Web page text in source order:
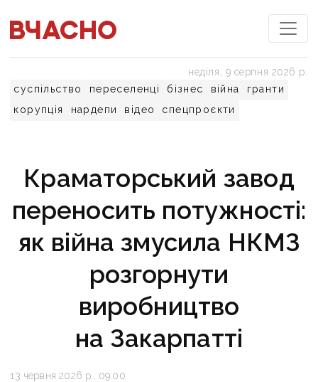
суспільство переселенці бізнес війна
гранти
корупція
нардепи відео спецпроєкти
неділя, 9 серпня 2026 р.
Краматорський завод
переносить потужності:
як війна змусила НКМЗ
розгорнути
виробництво
на Закарпатті
13 червня 2026 р., 09:00